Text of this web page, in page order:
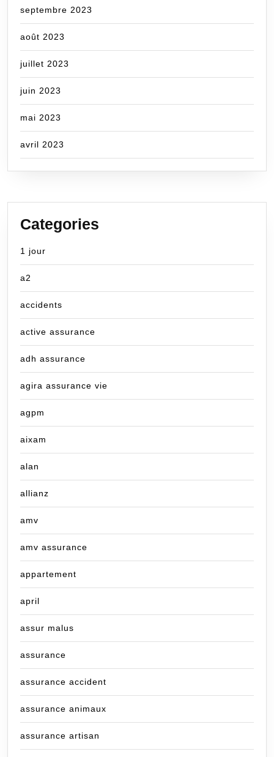
septembre 2023
août 2023
juillet 2023
juin 2023
mai 2023
avril 2023
Categories
1 jour
a2
accidents
active assurance
adh assurance
agira assurance vie
agpm
aixam
alan
allianz
amv
amv assurance
appartement
april
assur malus
assurance
assurance accident
assurance animaux
assurance artisan